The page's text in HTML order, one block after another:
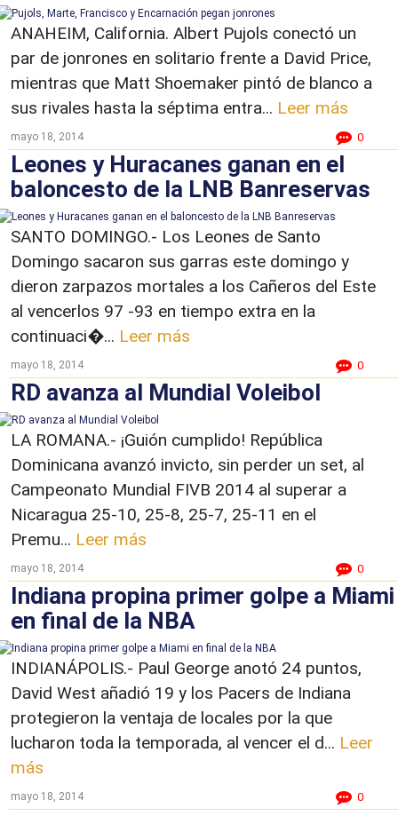
ANAHEIM, California. Albert Pujols conectó un
par de jonrones en solitario frente a David Price,
mientras que Matt Shoemaker pintó de blanco a
sus rivales hasta la séptima entra... Leer más
mayo 18, 2014 0
Leones y Huracanes ganan en el
baloncesto de la LNB Banreservas
SANTO DOMINGO.- Los Leones de Santo
Domingo sacaron sus garras este domingo y
dieron zarpazos mortales a los Cañeros del Este
al vencerlos 97 -93 en tiempo extra en la
continuaci�... Leer más
mayo 18, 2014 0
RD avanza al Mundial Voleibol
LA ROMANA.- ¡Guión cumplido! República
Dominicana avanzó invicto, sin perder un set, al
Campeonato Mundial FIVB 2014 al superar a
Nicaragua 25-10, 25-8, 25-7, 25-11 en el
Premu... Leer más
mayo 18, 2014 0
Indiana propina primer golpe a Miami
en final de la NBA
INDIANÁPOLIS.- Paul George anotó 24 puntos,
David West añadió 19 y los Pacers de Indiana
protegieron la ventaja de locales por la que
lucharon toda la temporada, al vencer el d... Leer
más
mayo 18, 2014 0